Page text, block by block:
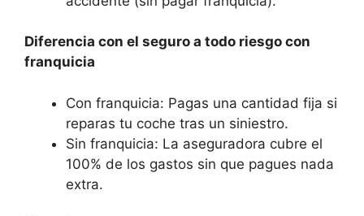
Diferencia con el seguro a todo riesgo con
franquicia
Con franquicia: Pagas una cantidad fija si
reparas tu coche tras un siniestro.
Sin franquicia: La aseguradora cubre el
100% de los gastos sin que pagues nada
extra.